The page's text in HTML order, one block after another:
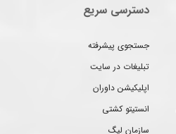
دسترسی سریع
جستجوی پیشرفته
تبلیغات در سایت
اپلیکیشن داوران
انستیتو کشتی
سازمان لیگ